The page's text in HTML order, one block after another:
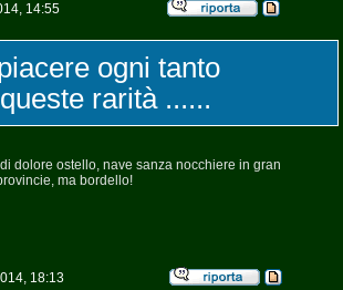
14:55
ogni tanto
rarità ......
dolore ostello, nave sanza nocchiere in gran
ma bordello!
18:13